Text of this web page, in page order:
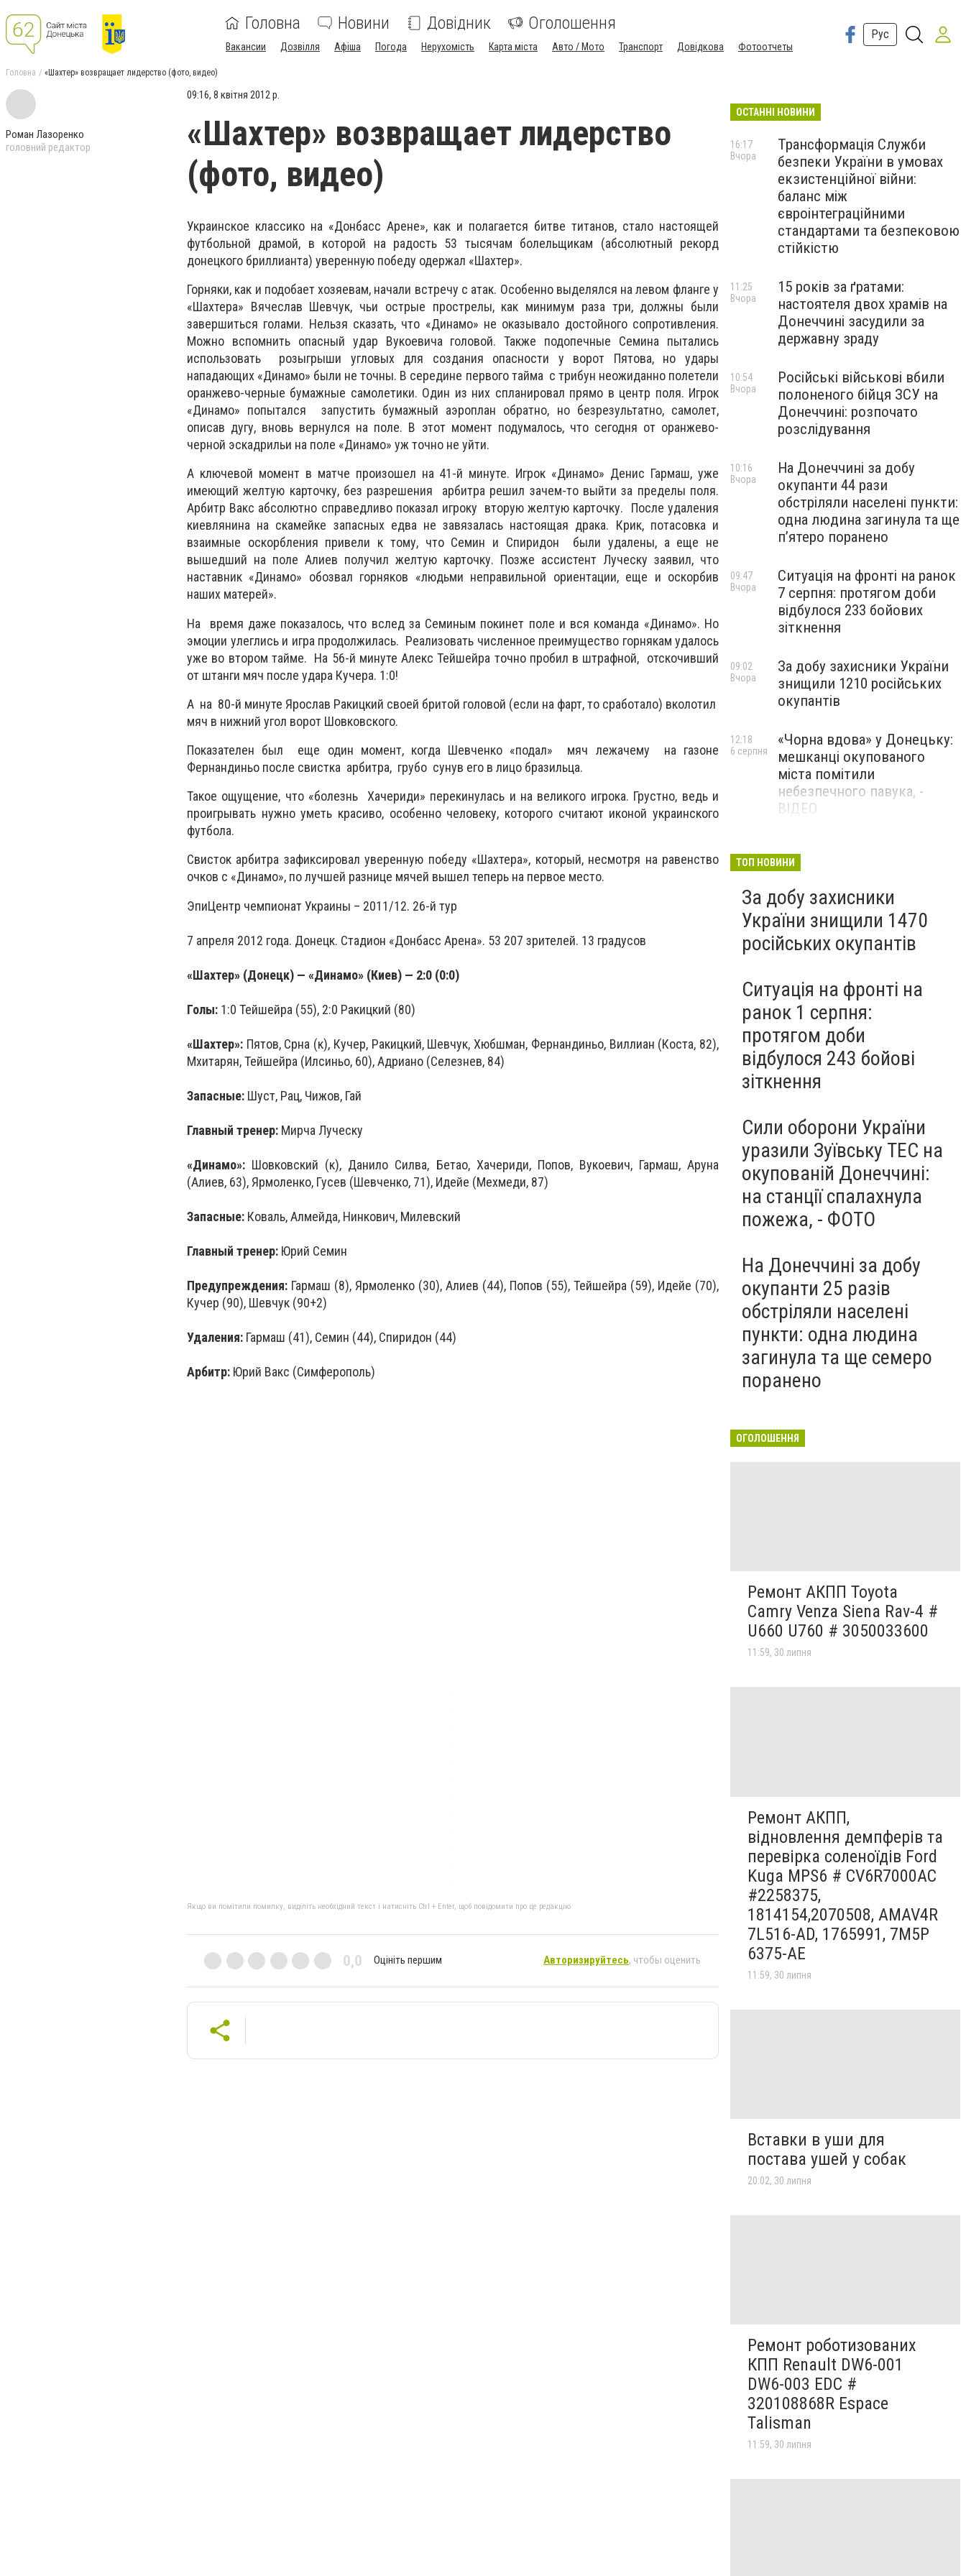
Головна Новини Довідник Оголошення
Вакансии Дозвілля Афіша Погода Нерухомість Карта міста Авто / Мото Транспорт Довідкова Фотоотчеты
Рус
Головна «Шахтер» возвращает лидерство (фото, видео)
Роман Лазоренко
головний редактор
09:16, 8 квітня 2012 р.
«Шахтер» возвращает лидерство
(фото, видео)
Украинское классико на «Донбасс Арене», как и полагается битве титанов, стало настоящей
футбольной драмой, в которой на радость 53 тысячам болельщикам (абсолютный рекорд
донецкого бриллианта) уверенную победу одержал «Шахтер».
Горняки, как и подобает хозяевам, начали встречу с атак. Особенно выделялся на левом фланге у
«Шахтера» Вячеслав Шевчук, чьи острые прострелы, как минимум раза три, должны были
завершиться голами. Нельзя сказать, что «Динамо» не оказывало достойного сопротивления.
Можно вспомнить опасный удар Вукоевича головой. Также подопечные Семина пытались
использовать розыгрыши угловых для создания опасности у ворот Пятова, но удары
нападающих «Динамо» были не точны. В середине первого тайма с трибун неожиданно полетели
оранжево-черные бумажные самолетики. Один из них спланировал прямо в центр поля. Игрок
«Динамо» попытался запустить бумажный аэроплан обратно, но безрезультатно, самолет,
описав дугу, вновь вернулся на поле. В этот момент подумалось, что сегодня от оранжево-
черной эскадрильи на поле «Динамо» уж точно не уйти.
А ключевой момент в матче произошел на 41-й минуте. Игрок «Динамо» Денис Гармаш, уже
имеющий желтую карточку, без разрешения арбитра решил зачем-то выйти за пределы поля.
Арбитр Вакс абсолютно справедливо показал игроку вторую желтую карточку. После удаления
киевлянина на скамейке запасных едва не завязалась настоящая драка. Крик, потасовка и
взаимные оскорбления привели к тому, что Семин и Спиридон были удалены, а еще не
вышедший на поле Алиев получил желтую карточку. Позже ассистент Луческу заявил, что
наставник «Динамо» обозвал горняков «людьми неправильной ориентации, еще и оскорбив
наших матерей».
На время даже показалось, что вслед за Семиным покинет поле и вся команда «Динамо». Но
эмоции улеглись и игра продолжилась. Реализовать численное преимущество горнякам удалось
уже во втором тайме. На 56-й минуте Алекс Тейшейра точно пробил в штрафной, отскочивший
от штанги мяч после удара Кучера. 1:0!
А на 80-й минуте Ярослав Ракицкий своей бритой головой (если на фарт, то сработало) вколотил
мяч в нижний угол ворот Шовковского.
Показателен был еще один момент, когда Шевченко «подал» мяч лежачему на газоне
Фернандиньо после свистка арбитра, грубо сунув его в лицо бразильца.
Такое ощущение, что «болезнь Хачериди» перекинулась и на великого игрока. Грустно, ведь и
проигрывать нужно уметь красиво, особенно человеку, которого считают иконой украинского
футбола.
Свисток арбитра зафиксировал уверенную победу «Шахтера», который, несмотря на равенство
очков с «Динамо», по лучшей разнице мячей вышел теперь на первое место.
ЭпиЦентр чемпионат Украины – 2011/12. 26-й тур
7 апреля 2012 года. Донецк. Стадион «Донбасс Арена». 53 207 зрителей. 13 градусов
«Шахтер» (Донецк) — «Динамо» (Киев) — 2:0 (0:0)
Голы: 1:0 Тейшейра (55), 2:0 Ракицкий (80)
«Шахтер»: Пятов, Срна (к), Кучер, Ракицкий, Шевчук, Хюбшман, Фернандиньо, Виллиан (Коста, 82),
Мхитарян, Тейшейра (Илсиньо, 60), Адриано (Селезнев, 84)
Запасные: Шуст, Рац, Чижов, Гай
Главный тренер: Мирча Луческу
«Динамо»: Шовковский (к), Данило Силва, Бетао, Хачериди, Попов, Вукоевич, Гармаш, Аруна
(Алиев, 63), Ярмоленко, Гусев (Шевченко, 71), Идейе (Мехмеди, 87)
Запасные: Коваль, Алмейда, Нинкович, Милевский
Главный тренер: Юрий Семин
Предупреждения: Гармаш (8), Ярмоленко (30), Алиев (44), Попов (55), Тейшейра (59), Идейе (70),
Кучер (90), Шевчук (90+2)
Удаления: Гармаш (41), Семин (44), Спиридон (44)
Арбитр: Юрий Вакс (Симферополь)
Якщо ви помітили помилку, виділіть необхідний текст і натисніть Ctrl + Enter, щоб повідомити про це редакцію
0,0 Оцініть першим Авторизируйтесь, чтобы оценить
ОСТАННІ НОВИНИ
Трансформація Служби
безпеки України в умовах
екзистенційної війни:
баланс між
євроінтеграційними
стандартами та безпековою
стійкістю
16:17
Вчора
15 років за ґратами:
настоятеля двох храмів на
Донеччині засудили за
державну зраду
11:25
Вчора
Російські військові вбили
полоненого бійця ЗСУ на
Донеччині: розпочато
розслідування
10:54
Вчора
На Донеччині за добу
окупанти 44 рази
обстріляли населені пункти:
одна людина загинула та ще
пʼятеро поранено
10:16
Вчора
Ситуація на фронті на ранок
7 серпня: протягом доби
відбулося 233 бойових
зіткнення
09:47
Вчора
За добу захисники України
знищили 1210 російських
окупантів
09:02
Вчора
«Чорна вдова» у Донецьку:
мешканці окупованого
міста помітили
небезпечного павука, -
ВІДЕО
12:18
6 серпня
засудили до 8 років
метадону
6 серпня
ТОП НОВИНИ
За добу захисники
України знищили 1470
російських окупантів
Ситуація на фронті на
ранок 1 серпня:
протягом доби
відбулося 243 бойові
зіткнення
Сили оборони України
уразили Зуївську ТЕС на
окупованій Донеччині:
на станції спалахнула
пожежа, - ФОТО
На Донеччині за добу
окупанти 25 разів
обстріляли населені
пункти: одна людина
загинула та ще семеро
поранено
ОГОЛОШЕННЯ
Ремонт АКПП Toyota
Camry Venza Siena Rav-4 #
U660 U760 # 3050033600
11:59, 30 липня
Ремонт АКПП,
відновлення демпферів та
перевірка соленоїдів Ford
Kuga MPS6 # CV6R7000AC
#2258375,
1814154,2070508, AMAV4R
7L516-AD, 1765991, 7M5P
6375-AE
11:59, 30 липня
Вставки в уши для
постава ушей у собак
20:02, 30 липня
Ремонт роботизованих
КПП Renault DW6-001
DW6-003 EDC #
320108868R Espace
Talisman
11:59, 30 липня